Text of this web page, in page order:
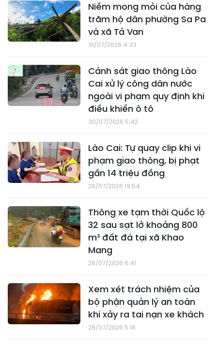
Niềm mong mỏi của hàng
trăm hộ dân phường Sa Pa
và xã Tả Van
31/07/2026 4:33
Cảnh sát giao thông Lào
Cai xử lý công dân nước
ngoài vi phạm quy định khi
điều khiển ô tô
30/07/2026 5:42
Lào Cai: Tự quay clip khi vi
phạm giao thông, bị phạt
gần 14 triệu đồng
28/07/2026 19:54
Thông xe tạm thời Quốc lộ
32 sau sạt lở khoảng 800
m³ đất đá tại xã Khao
Mang
28/07/2026 6:41
Xem xét trách nhiệm của
bộ phận quản lý an toàn
khi xảy ra tai nạn xe khách
28/07/2026 5:18